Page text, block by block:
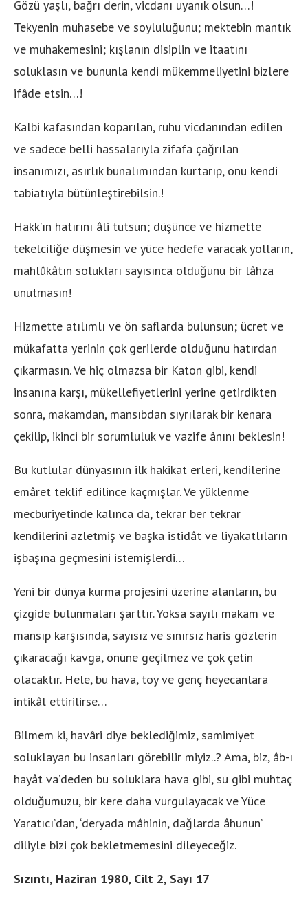
Gözü yaşlı, bağrı derin, vicdanı uyanık olsun…!
Tekyenin muhasebe ve soyluluğunu; mektebin mantık
ve muhakemesini; kışlanın disiplin ve itaatını
soluklasın ve bununla kendi mükemmeliyetini bizlere
ifâde etsin…!
Kalbi kafasından koparılan, ruhu vicdanından edilen
ve sadece belli hassalarıyla zifafa çağrılan
insanımızı, asırlık bunalımından kurtarıp, onu kendi
tabiatıyla bütünleştirebilsin.!
Hakk’ın hatırını âli tutsun; düşünce ve hizmette
tekelciliğe düşmesin ve yüce hedefe varacak yolların,
mahlûkâtın solukları sayısınca olduğunu bir lâhza
unutmasın!
Hizmette atılımlı ve ön saflarda bulunsun; ücret ve
mükafatta yerinin çok gerilerde olduğunu hatırdan
çıkarmasın. Ve hiç olmazsa bir Katon gibi, kendi
insanına karşı, mükellefiyetlerini yerine getirdikten
sonra, makamdan, mansıbdan sıyrılarak bir kenara
çekilip, ikinci bir sorumluluk ve vazife ânını beklesin!
Bu kutlular dünyasının ilk hakikat erleri, kendilerine
emâret teklif edilince kaçmışlar. Ve yüklenme
mecburiyetinde kalınca da, tekrar ber tekrar
kendilerini azletmiş ve başka istidât ve liyakatlıların
işbaşına geçmesini istemişlerdi…
Yeni bir dünya kurma projesini üzerine alanların, bu
çizgide bulunmaları şarttır. Yoksa sayılı makam ve
mansıp karşısında, sayısız ve sınırsız haris gözlerin
çıkaracağı kavga, önüne geçilmez ve çok çetin
olacaktır. Hele, bu hava, toy ve genç heyecanlara
intikâl ettirilirse…
Bilmem ki, havâri diye beklediğimiz, samimiyet
soluklayan bu insanları görebilir miyiz..? Ama, biz, âb-ı
hayât va’deden bu soluklara hava gibi, su gibi muhtaç
olduğumuzu, bir kere daha vurgulayacak ve Yüce
Yaratıcı’dan, ‘deryada mâhinin, dağlarda âhunun’
diliyle bizi çok bekletmemesini dileyeceğiz.
Sızıntı, Haziran 1980, Cilt 2, Sayı 17